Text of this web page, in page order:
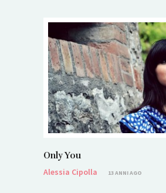
Only You
Alessia Cipolla
13 ANNI AGO